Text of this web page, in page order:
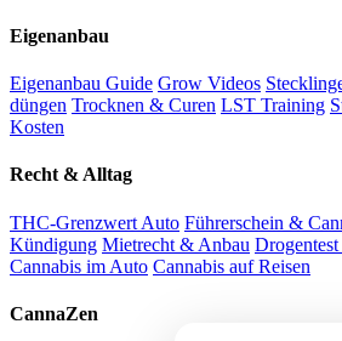
Eigenanbau
Eigenanbau Guide Grow Videos
düngen Trocknen & Curen LST Training
Kosten
Recht & Alltag
THC-Grenzwert Auto Führerschein &
Kündigung Mietrecht & Anbau
Cannabis im Auto Cannabis auf Reisen
CannaZen